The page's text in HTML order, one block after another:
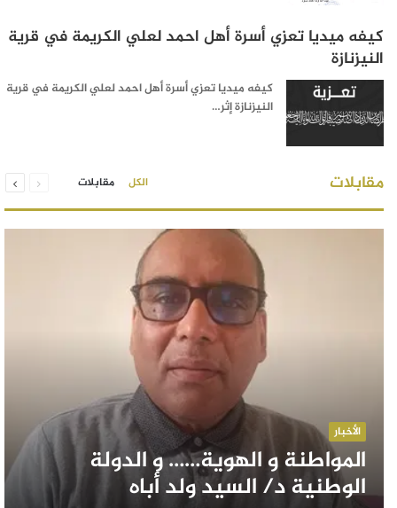
كيفه ميديا تعزي أسرة أهل احمد لعلي الكريمة في قرية
النيزنازة
كيفه ميديا تعزي أسرة أهل احمد لعلي الكريمة في قرية
النيزنازة إثر…
مقابلات الكل مقابلات
الصفحة
الأخبار
المواطنة و الهوية…… و الدولة
الوطنية د/ السيد ولد أباه